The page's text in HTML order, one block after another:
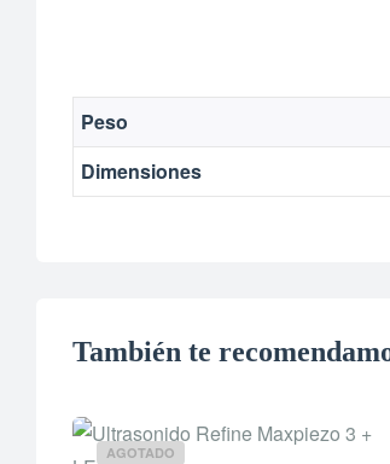
Peso
Dimensiones
También te
AGOTADO